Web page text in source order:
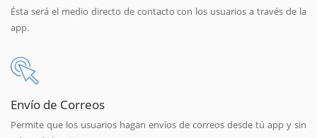
Ésta será el medio directo de contacto con los usuarios a través de la
app.
Envío de Correos
Permite que los usuarios hagan envíos de correos desde tú app y sin